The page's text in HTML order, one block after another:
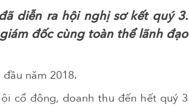
diễn ra hội nghị sơ kết quý 3.
đốc cùng toàn thể lãnh đạo
năm 2018.
cổ đông, doanh thu đến hết quý 3